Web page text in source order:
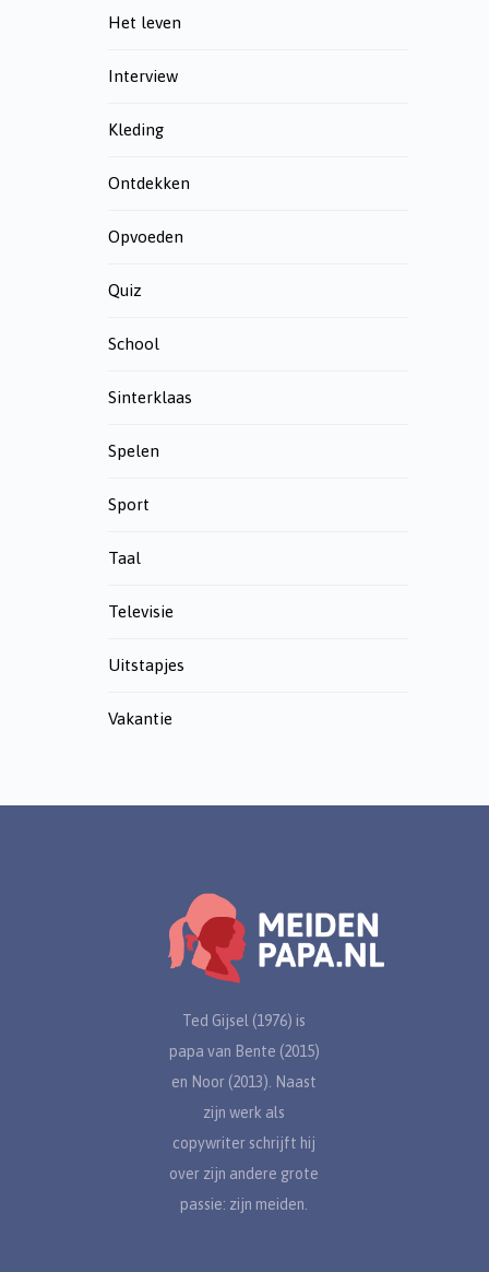
Het leven
Interview
Kleding
Ontdekken
Opvoeden
Quiz
School
Sinterklaas
Spelen
Sport
Taal
Televisie
Uitstapjes
Vakantie
Ted Gijsel (1976) is
papa van Bente (2015)
en Noor (2013). Naast
zijn werk als
copywriter schrijft hij
over zijn andere grote
passie: zijn meiden.